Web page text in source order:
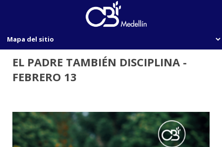
EL PADRE TAMBIÉN DISCIPLINA -
FEBRERO 13